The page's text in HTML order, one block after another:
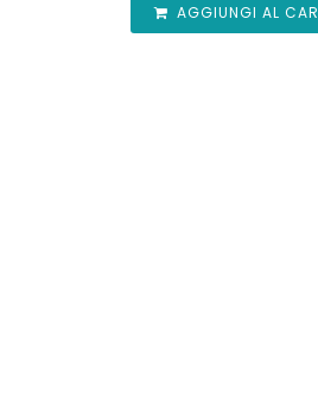
AGGIUNGI AL